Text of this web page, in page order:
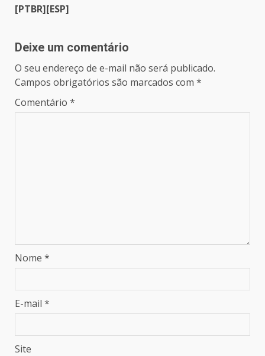
[PTBR][ESP]
Deixe um comentário
O seu endereço de e-mail não será publicado.
Campos obrigatórios são marcados com *
Comentário *
Nome *
E-mail *
Site